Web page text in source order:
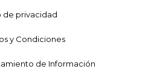
de privacidad
y Condiciones
de Información